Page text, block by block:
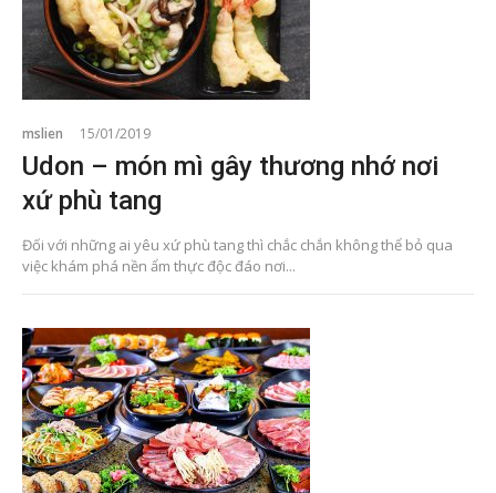
mslien 15/01/2019
Udon – món mì gây thương nhớ nơi
xứ phù tang
Đối với những ai yêu xứ phù tang thì chắc chắn không thể bỏ qua
việc khám phá nền ẩm thực độc đáo nơi...